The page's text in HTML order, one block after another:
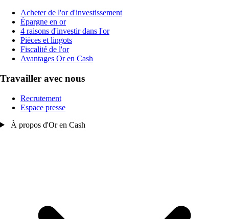
Acheter de l'or d'investissement
Épargne en or
4 raisons d'investir dans l'or
Pièces et lingots
Fiscalité de l'or
Avantages Or en Cash
Travailler avec nous
Recrutement
Espace presse
À propos d'Or en Cash